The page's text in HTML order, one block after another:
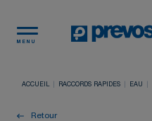
MENU
ACCUEIL RACCORDS RAPIDES EAU
Retour